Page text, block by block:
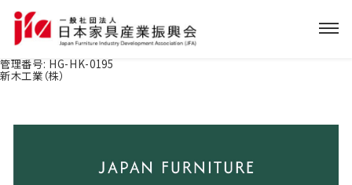
管理番号: HG-HK-0195
新木工業（株）